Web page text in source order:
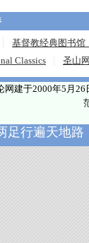
基督教经典图书馆
Classics
圣山
网建于2000年5月
足行遍天地路